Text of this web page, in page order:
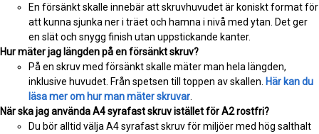
En försänkt skalle innebär att skruvhuvudet är koniskt format för
att kunna sjunka ner i träet och hamna i nivå med ytan. Det ger
en slät och snygg finish utan uppstickande kanter.
Hur mäter jag längden på en försänkt skruv?
På en skruv med försänkt skalle mäter man hela längden,
inklusive huvudet. Från spetsen till toppen av skallen. Här kan du
läsa mer om hur man mäter skruvar
När ska jag använda A4 syrafast skruv istället för A2 rostfri?
Du bör alltid välja A4 syrafast skruv för miljöer med hög salthalt